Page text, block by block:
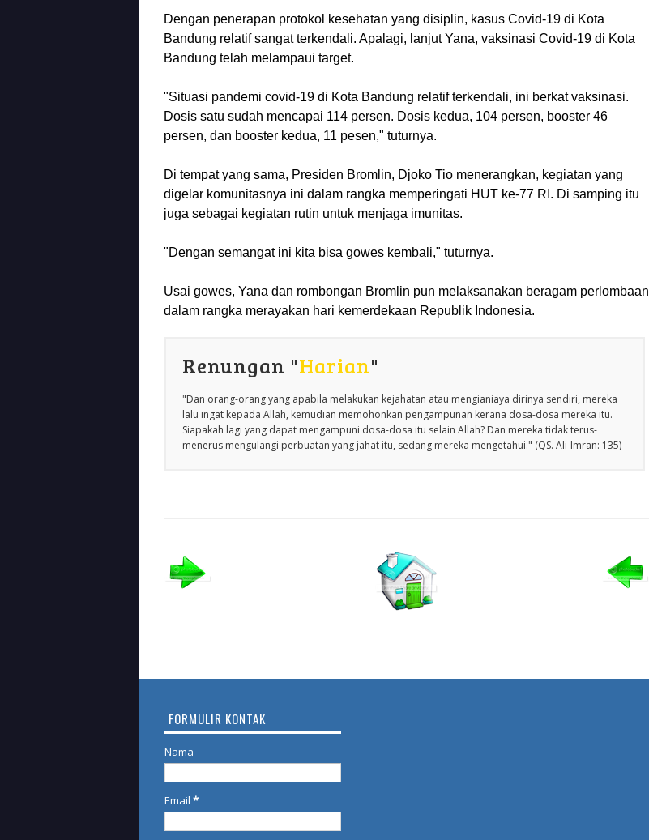
Dengan penerapan protokol kesehatan yang disiplin, kasus Covid-19 di Kota
Bandung relatif sangat terkendali. Apalagi, lanjut Yana, vaksinasi Covid-19 di Kota
Bandung telah melampaui target.
"Situasi pandemi covid-19 di Kota Bandung relatif terkendali, ini berkat vaksinasi.
Dosis satu sudah mencapai 114 persen. Dosis kedua, 104 persen, booster 46
persen, dan booster kedua, 11 pesen," tuturnya.
Di tempat yang sama, Presiden Bromlin, Djoko Tio menerangkan, kegiatan yang
digelar komunitasnya ini dalam rangka memperingati HUT ke-77 RI. Di samping itu
juga sebagai kegiatan rutin untuk menjaga imunitas.
"Dengan semangat ini kita bisa gowes kembali," tuturnya.
Usai gowes, Yana dan rombongan Bromlin pun melaksanakan beragam perlombaan
dalam rangka merayakan hari kemerdekaan Republik Indonesia.
Renungan "Harian"
"Dan orang-orang yang apabila melakukan kejahatan atau mengianiaya dirinya sendiri, mereka
lalu ingat kepada Allah, kemudian memohonkan pengampunan kerana dosa-dosa mereka itu.
Siapakah lagi yang dapat mengampuni dosa-dosa itu selain Allah? Dan mereka tidak terus-
menerus mengulangi perbuatan yang jahat itu, sedang mereka mengetahui." (QS. Ali-lmran: 135)
FORMULIR KONTAK
Nama
Email *